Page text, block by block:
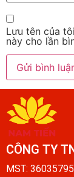
Lưu tên của
này cho lần
CÔNG TY
MST: